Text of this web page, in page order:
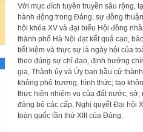
Với mục đích tuyên truyền sâu rộng,
hành động trong Đảng, sự đồng
hội khóa XV và đại biểu Hội đồng
thành phố Hà Nội đạt kết quả cao,
tiết kiệm và thực sự là ngày hội của
theo đúng sự chỉ đạo, định hướng
gia, Thành ủy và Ủy ban bầu cử
không phô trương, hình thức; tạo
thực hiện nhiệm vụ của đất nước,
đảng bộ các cấp, Nghị quyết Đại hội
toàn quốc lần thứ XIII của Đảng.